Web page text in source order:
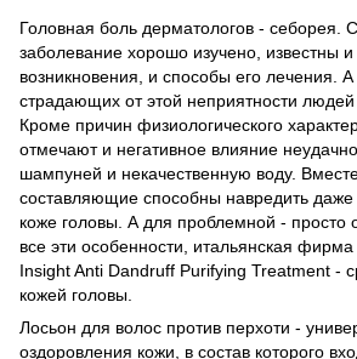
Головная боль дерматологов - себорея.
заболевание хорошо изучено, известны
возникновения, и способы его лечения. А
страдающих от этой неприятности
Кроме причин физиологического
отмечают и негативное влияние
шампуней и некачественную воду.
составляющие способны навредить даже
коже головы. А для проблемной - просто
все эти особенности, итальянская
Insight Anti Dandruff Purifying Treatment -
кожей головы.
Лосьон для волос против перхоти -
оздоровления кожи, в состав которого